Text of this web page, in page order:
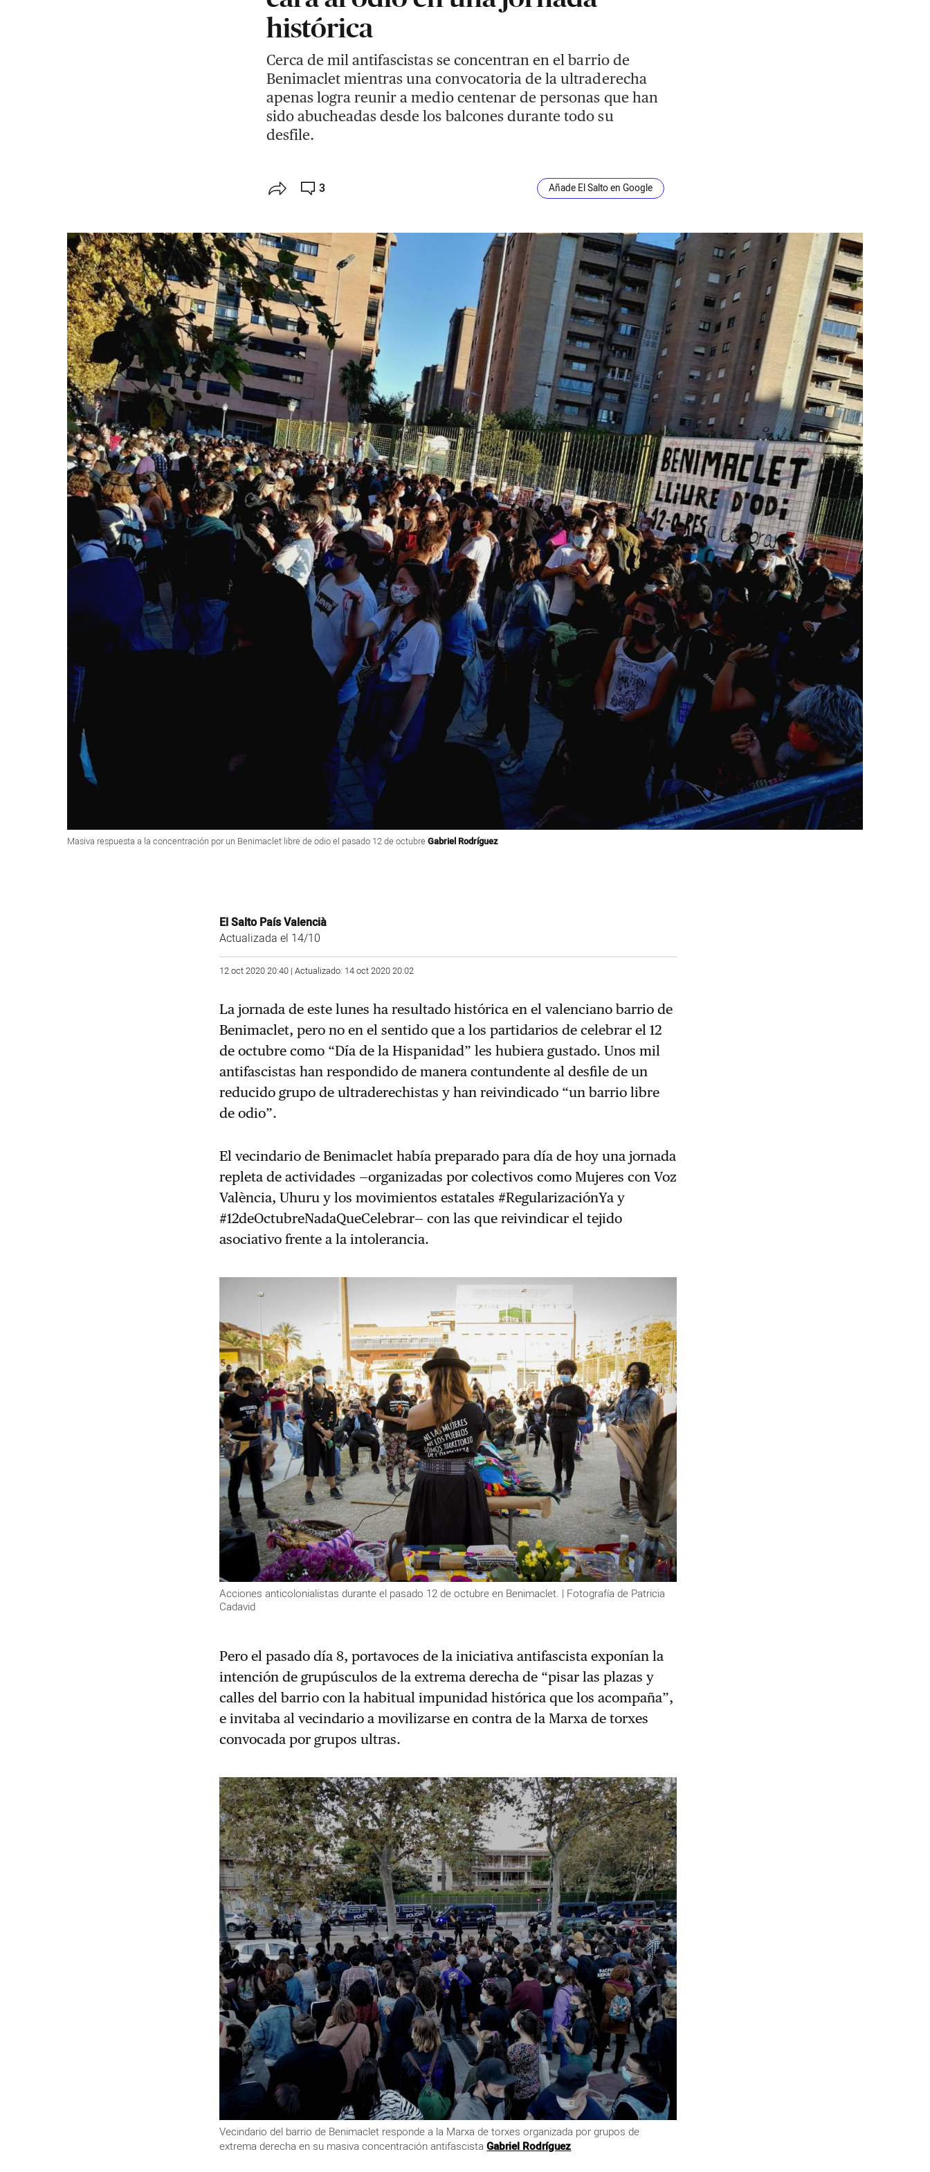
histórica
Cerca de mil antifascistas se concentran en el barrio de
Benimaclet mientras una convocatoria de la ultraderecha
apenas logra reunir a medio centenar de personas que han
sido abucheadas desde los balcones durante todo su
desfile.
3 Añade El Salto en Google
Masiva respuesta a la concentración por un Benimaclet libre de odio el pasado 12 de octubre Gabriel Rodríguez
El Salto País Valencià
Actualizada el 14/10
12 oct 2020 20:40 | Actualizado: 14 oct 2020 20:02
La jornada de este lunes ha resultado histórica en el valenciano barrio de
Benimaclet, pero no en el sentido que a los partidarios de celebrar el 12
de octubre como “Día de la Hispanidad” les hubiera gustado. Unos mil
antifascistas han respondido de manera contundente al desfile de un
reducido grupo de ultraderechistas y han reivindicado “un barrio libre
de odio”.
El vecindario de Benimaclet había preparado para día de hoy una jornada
repleta de actividades —organizadas por colectivos como Mujeres con Voz
València, Uhuru y los movimientos estatales #RegularizaciónYa y
#12deOctubreNadaQueCelebrar— con las que reivindicar el tejido
asociativo frente a la intolerancia.
Acciones anticolonialistas durante el pasado 12 de octubre en Benimaclet. | Fotografía de Patricia
Cadavid
Pero el pasado día 8, portavoces de la iniciativa antifascista exponían la
intención de grupúsculos de la extrema derecha de “pisar las plazas y
calles del barrio con la habitual impunidad histórica que los acompaña”,
e invitaba al vecindario a movilizarse en contra de la Marxa de torxes
convocada por grupos ultras.
Vecindario del barrio de Benimaclet responde a la Marxa de torxes organizada por grupos de
extrema derecha en su masiva concentración antifascistaGabriel Rodríguez